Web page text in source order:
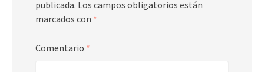
publicada. Los campos obligatorios están
marcados con *
Comentario *